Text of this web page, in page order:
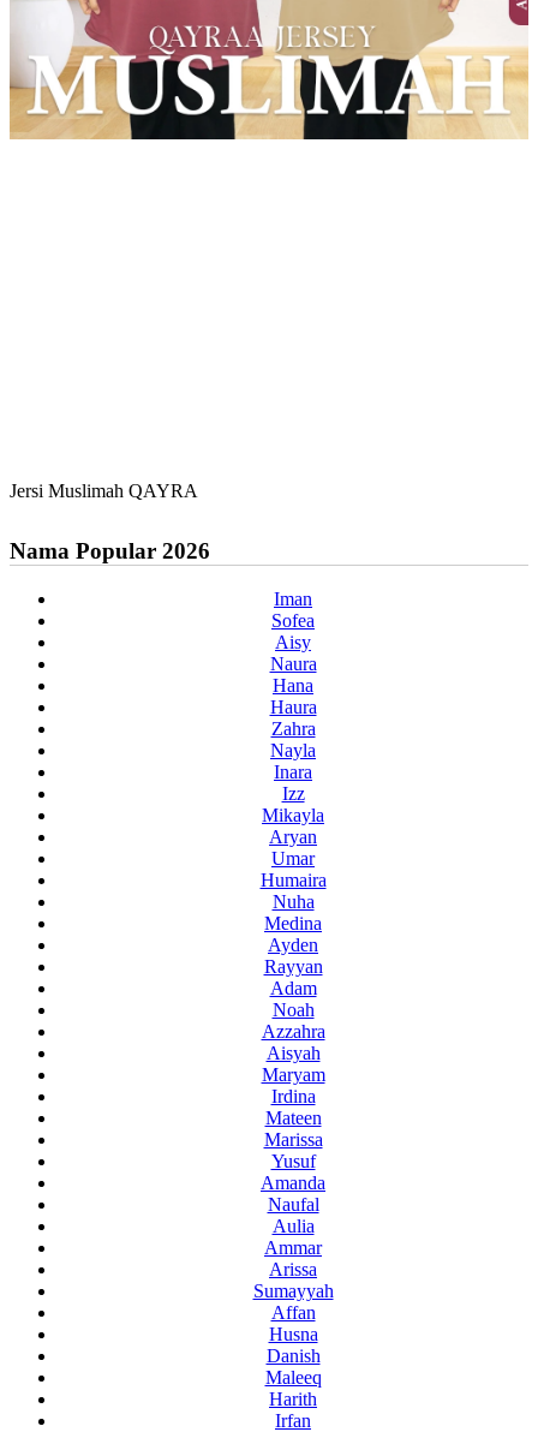
Jersi Muslimah QAYRA
Nama Popular 2026
Iman
Sofea
Aisy
Naura
Hana
Haura
Zahra
Nayla
Inara
Izz
Mikayla
Aryan
Umar
Humaira
Nuha
Medina
Ayden
Rayyan
Adam
Noah
Azzahra
Aisyah
Maryam
Irdina
Mateen
Marissa
Yusuf
Amanda
Naufal
Aulia
Ammar
Arissa
Sumayyah
Affan
Husna
Danish
Maleeq
Harith
Irfan